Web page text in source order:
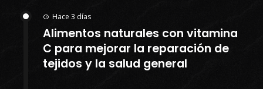
Hace 3 días
Alimentos naturales con vitamina
C para mejorar la reparación de
tejidos y la salud general